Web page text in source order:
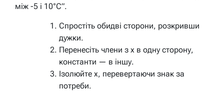
між -5 і 10°C”.
Спростіть обидві сторони, розкривши
дужки.
Перенесіть члени з x в одну сторону,
константи — в іншу.
Ізолюйте x, перевертаючи знак за
потреби.